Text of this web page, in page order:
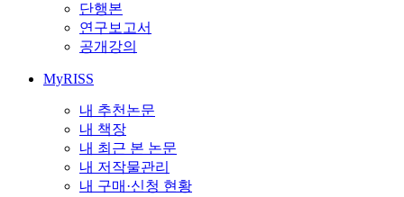
단행본
연구보고서
공개강의
MyRISS
내 추천논문
내 책장
내 최근 본 논문
내 저작물관리
내 구매·신청 현황